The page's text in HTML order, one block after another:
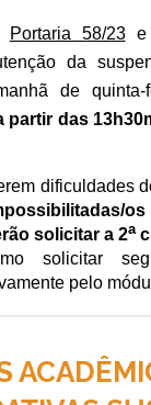
Portaria 58/23e
da
de quinta-
partir das
dificuldades
os
solicitar a 2a
solicitar
pelo